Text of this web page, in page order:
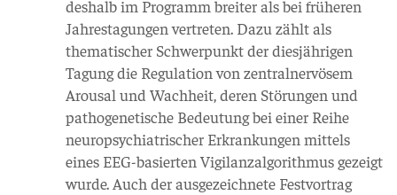
deshalb im Programm breiter als bei früheren
Jahrestagungen vertreten. Dazu zählt als
thematischer Schwerpunkt der diesjährigen
Tagung die Regulation von zentralnervösem
Arousal und Wachheit, deren Störungen und
pathogenetische Bedeutung bei einer Reihe
neuropsychiatrischer Erkrankungen mittels
eines EEG-basierten Vigilanzalgorithmus gezeigt
wurde. Auch der ausgezeichnete Festvortrag